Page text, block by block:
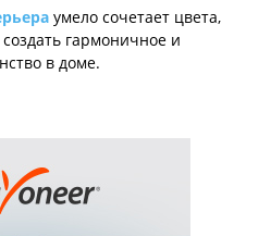
умело сочетает цвета,
гармоничное и
в доме.